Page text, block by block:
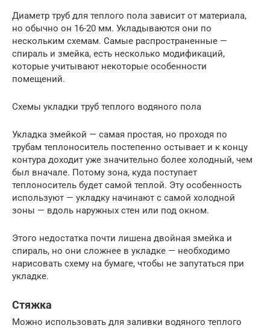
Диаметр труб для теплого пола зависит от материала,
но обычно он 16-20 мм. Укладываются они по
нескольким схемам. Самые распространенные —
спираль и змейка, есть несколько модификаций,
которые учитывают некоторые особенности
помещений.
Схемы укладки труб теплого водяного пола
Укладка змейкой — самая простая, но проходя по
трубам теплоноситель постепенно остывает и к концу
контура доходит уже значительно более холодный, чем
был вначале. Потому зона, куда поступает
теплоноситель будет самой теплой. Эту особенность
используют — укладку начинают с самой холодной
зоны — вдоль наружных стен или под окном.
Этого недостатка почти лишена двойная змейка и
спираль, но они сложнее в укладке — необходимо
нарисовать схему на бумаге, чтобы не запутаться при
укладке.
Стяжка
Можно использовать для заливки водяного теплого